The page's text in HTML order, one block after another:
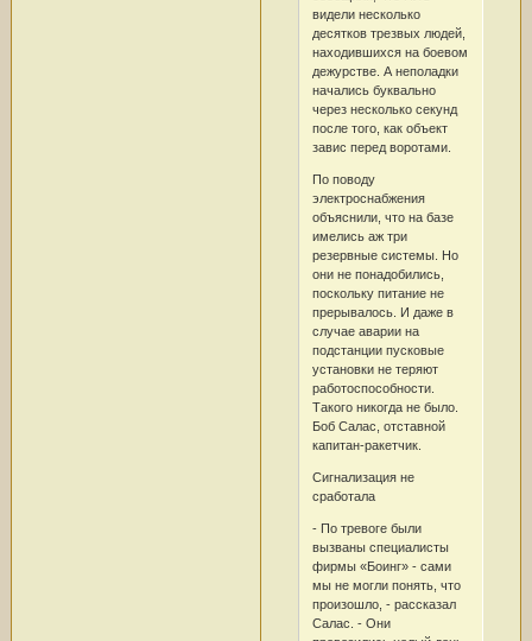
видели несколько
десятков трезвых людей,
находившихся на боевом
дежурстве. А неполадки
начались буквально
через несколько секунд
после того, как объект
завис перед воротами.
По поводу
электроснабжения
объяснили, что на базе
имелись аж три
резервные системы. Но
они не понадобились,
поскольку питание не
прерывалось. И даже в
случае аварии на
подстанции пусковые
установки не теряют
работоспособности.
Такого никогда не было.
Боб Салас, отставной
капитан-ракетчик.
Сигнализация не
сработала
- По тревоге были
вызваны специалисты
фирмы «Боинг» - сами
мы не могли понять, что
произошло, - рассказал
Салас. - Они